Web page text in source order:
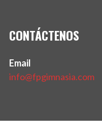
CONTÁCTENOS
Email
info@fpgimnasia.com